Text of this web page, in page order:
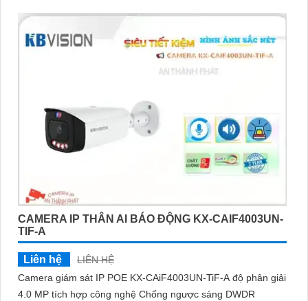
CAMERA IP THÂN AI BÁO ĐỘNG KX-CAIF4003UN-
TIF-A
Liên hệ
LIÊN HỆ
Camera giám sát IP POE KX-CAiF4003UN-TiF-A độ phân giải
4.0 MP tích hợp công nghệ Chống ngược sáng DWDR